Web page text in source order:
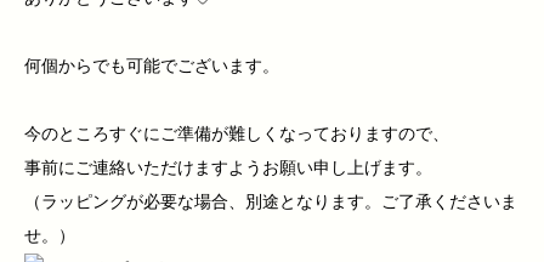
何個からでも可能でございます。
今のところすぐにご準備が難しくなっておりますので、
事前にご連絡いただけますようお願い申し上げます。
（ラッピングが必要な場合、別途となります。ご了承くださいま
せ。）